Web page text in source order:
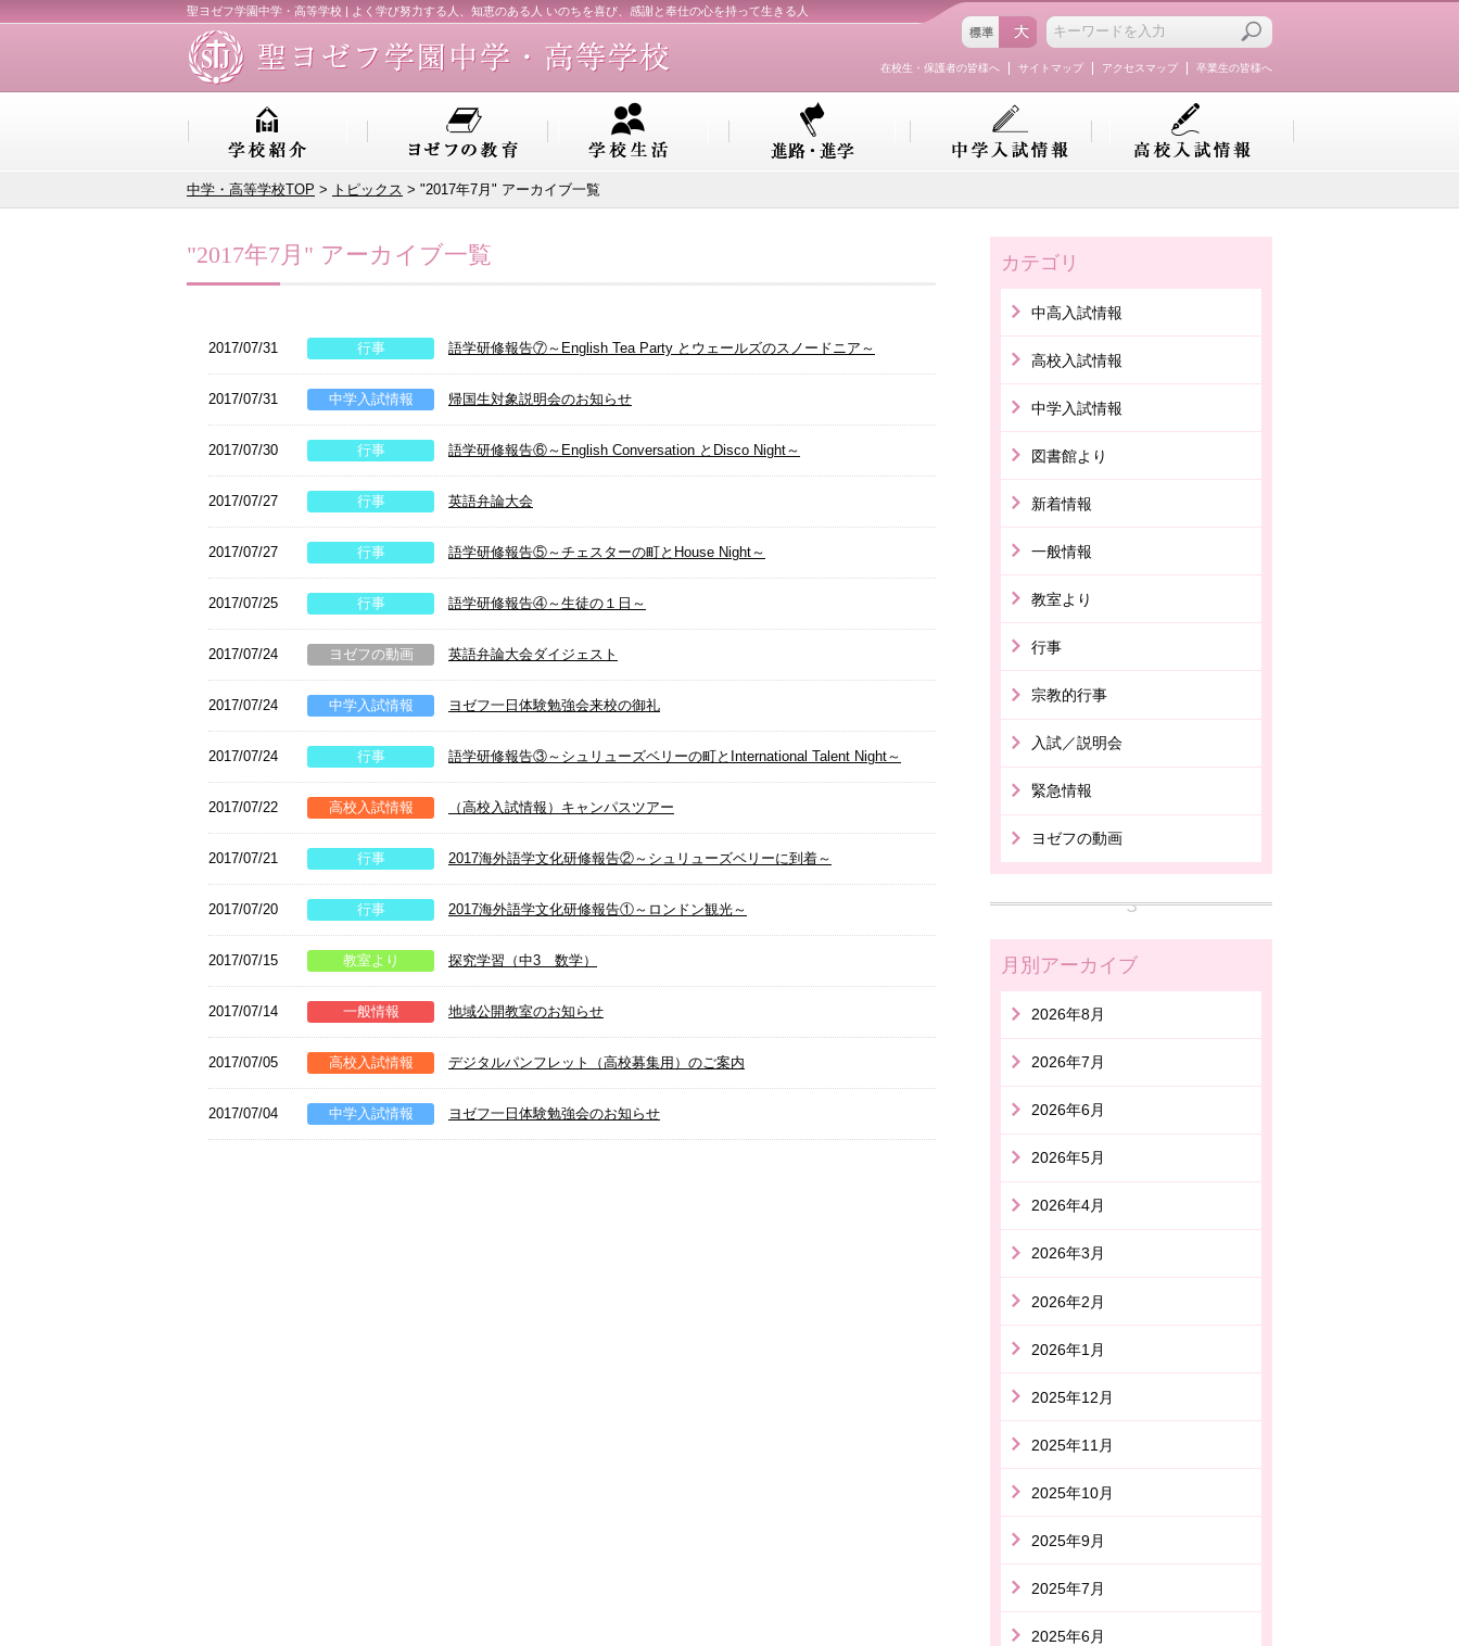
聖ヨゼフ学園中学・高等学校 | よく学び努力する人、知恵のある人 いのちを喜び、感謝と奉仕の心を持って生きる人
卒業生の皆様へ
アクセスマップ
サイトマップ
在校生・保護者の皆様へ
中学・高等学校TOP > トピックス > "2017年7月" アーカイブ一覧
"2017年7月" アーカイブ一覧
2017/07/31 行事 語学研修報告⑦～English Tea Party とウェールズのスノードニア～
2017/07/31 中学入試情報 帰国生対象説明会のお知らせ
2017/07/30 行事 語学研修報告⑥～English Conversation とDisco Night～
2017/07/27 行事 英語弁論大会
2017/07/27 行事 語学研修報告⑤～チェスターの町とHouse Night～
2017/07/25 行事 語学研修報告④～生徒の１日～
2017/07/24 ヨゼフの動画 英語弁論大会ダイジェスト
2017/07/24 中学入試情報 ヨゼフ一日体験勉強会来校の御礼
2017/07/24 行事 語学研修報告③～シュリューズベリーの町とInternational Talent Night～
2017/07/22 高校入試情報 （高校入試情報）キャンパスツアー
2017/07/21 行事 2017海外語学文化研修報告②～シュリューズベリーに到着～
2017/07/20 行事 2017海外語学文化研修報告①～ロンドン観光～
2017/07/15 教室より 探究学習（中3 数学）
2017/07/14 一般情報 地域公開教室のお知らせ
2017/07/05 高校入試情報 デジタルパンフレット（高校募集用）のご案内
2017/07/04 中学入試情報 ヨゼフ一日体験勉強会のお知らせ
カテゴリ
中高入試情報
高校入試情報
中学入試情報
図書館より
新着情報
一般情報
教室より
行事
宗教的行事
入試／説明会
緊急情報
ヨゼフの動画
月別アーカイブ
2026年8月
2026年7月
2026年6月
2026年5月
2026年4月
2026年3月
2026年2月
2026年1月
2025年12月
2025年11月
2025年10月
2025年9月
2025年7月
2025年6月